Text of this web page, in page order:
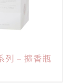
列 – 擴香瓶